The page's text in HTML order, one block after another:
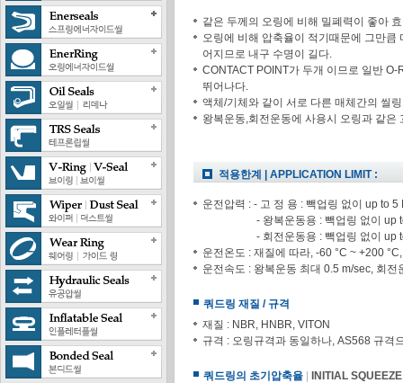
같은 두께의 오링에 비해 밀폐력이 좋아
오링에 비해 압축율이 적기때문에 그만큼
어지므로 내구 수명이 길다.
CONTACT POINT가 두개 이므로 일반 O-
뛰어나다.
액체/기체와 같이 서로 다른 매체간의 씰
왕복운동,회전운동에 사용시 오링과 같은
적용한계 | APPLICATION LIMIT :
운전압력 : - 고 정 용 : 빽업링 없이 up to
- 왕복운동용 : 빽업링 없이 up
- 회전운동용 : 빽업링 없이 up
운전온도 : 재질에 따라, -60 °C ~ +200
운전속도 : 왕복운동 최대 0.5 m/sec, 회전
쿼드링 재질 / 규격
재질 : NBR, HNBR, VITON
규격 : 오링규격과 동일하나, AS568 규격
쿼드링의 초기압축율
INITIAL